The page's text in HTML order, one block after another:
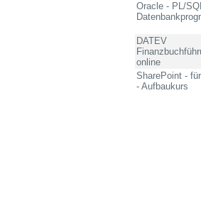
Oracle - PL/
DATEV
online
SharePoint -
- Aufbaukurs